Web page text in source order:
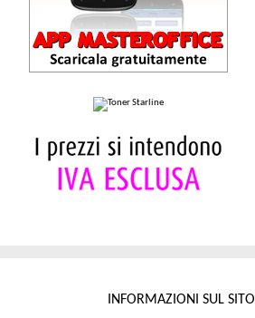
INFORMAZIONI SUL SITO